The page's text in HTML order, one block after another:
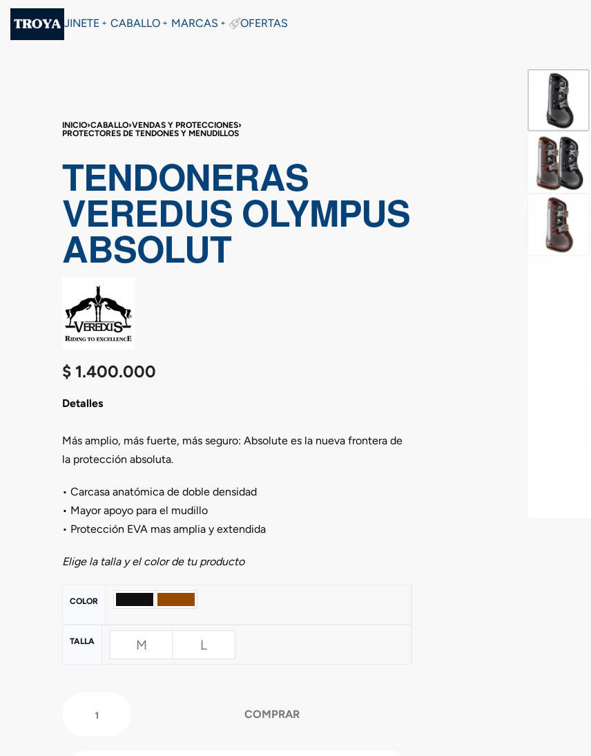
JINETE CABALLO MARCAS OFERTAS
INICIO›CABALLO›VENDAS Y PROTECCIONES›
PROTECTORES DE TENDONES Y MENUDILLOS
TENDONERAS
VEREDUS OLYMPUS
ABSOLUT
$ 1.400.000
Detalles
Más amplio, más fuerte, más seguro: Absolute es la nueva frontera de
la protección absoluta.
• Carcasa anatómica de doble densidad
• Mayor apoyo para el mudillo
• Protección EVA mas amplia y extendida
Elige la talla y el color de tu producto
COLOR
TALLA M L
COMPRAR